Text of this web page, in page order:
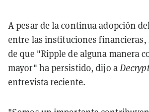
A pesar de la continua adopción
entre las instituciones financieras,
de que "Ripple de alguna manera
mayor" ha persistido, dijo a
entrevista reciente.